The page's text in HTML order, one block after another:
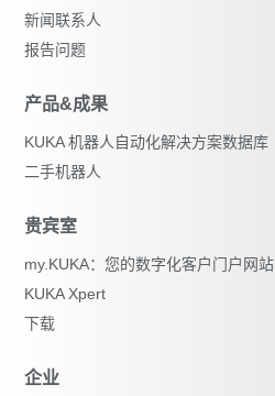
新闻联系人
报告问题
产品&成果
KUKA 机器人自动化解决方案数据库
二手机器人
贵宾室
my.KUKA：您的数字化客户门户网站
KUKA Xpert
下载
企业